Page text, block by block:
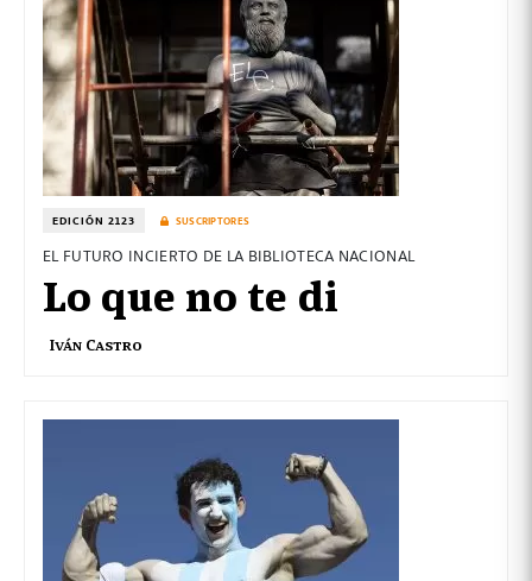
EDICIÓN 2123 SUSCRIPTORES
EL FUTURO INCIERTO DE LA BIBLIOTECA NACIONAL
Lo que no te di
Iván Castro